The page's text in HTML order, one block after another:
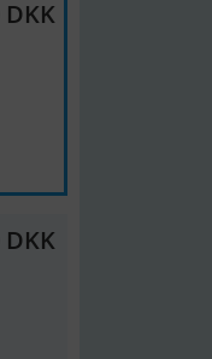
DKK
DKK